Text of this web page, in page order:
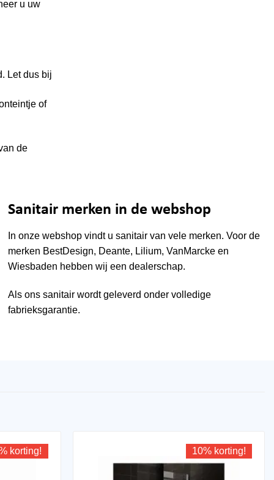
u uw
Let dus bij
of
de
Sanitair merken in de webshop
In onze webshop vindt u sanitair van vele merken. Voor de
merken BestDesign, Deante, Lilium,VanMarcke en
Wiesbaden hebben wij een dealerschap.
Als ons sanitair wordt geleverd onder volledige
fabrieksgarantie.
korting! 10% korting!